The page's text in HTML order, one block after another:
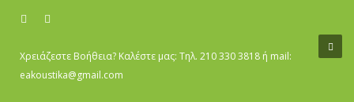
NEW YORK
Χρειάζεστε Βοήθεια? Καλέστε μας: Tηλ. 210 330 3818 ή mail:
eakoustika@gmail.com